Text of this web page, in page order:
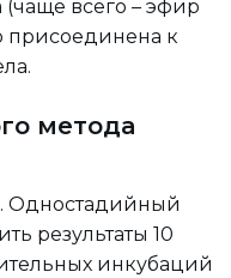
всего – эфир
присоединена к
метода
Одностадийный
результаты 10
инкубаций